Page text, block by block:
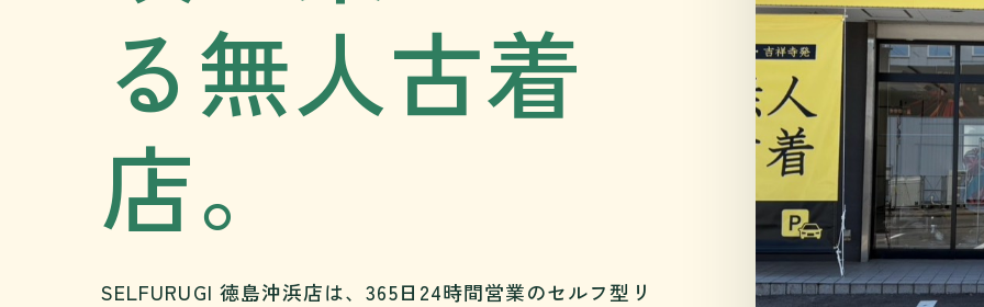
る無人古着
店。
SELFURUGI 徳島沖浜店は、365日24時間営業のセルフ型リ